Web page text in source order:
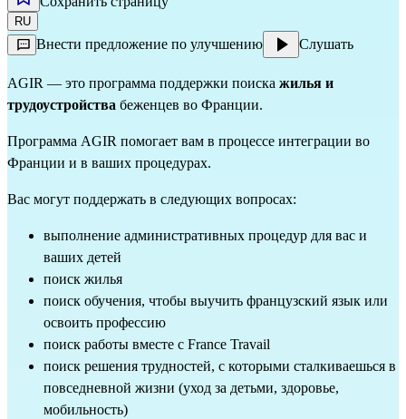
RU
Внести предложение по улучшению Слушать
AGIR — это программа поддержки поиска жилья и
трудоустройства беженцев во Франции.
Программа AGIR помогает вам в процессе интеграции во
Франции и в ваших процедурах.
Вас могут поддержать в следующих вопросах:
выполнение административных процедур для вас и
ваших детей
поиск жилья
поиск обучения, чтобы выучить французский язык или
освоить профессию
поиск работы вместе с France Travail
поиск решения трудностей, с которыми сталкиваешься в
повседневной жизни (уход за детьми, здоровье,
мобильность)